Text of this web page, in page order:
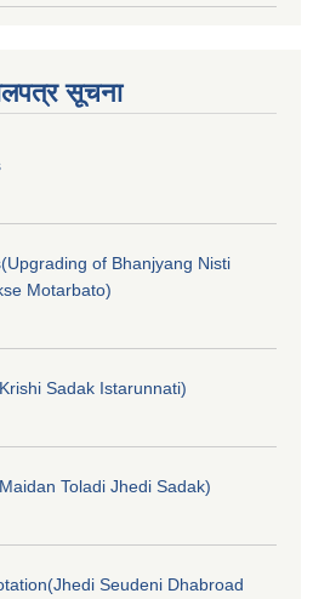
सूचना
of Bhanjyang Nisti
Motarbato)
Sadak Istarunnati)
Toladi Jhedi Sadak)
Seudeni Dhabroad